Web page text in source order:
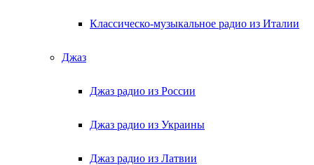
Классическо-музыкальное радио из Италии
Джаз
Джаз радио из России
Джаз радио из Украины
Джаз радио из Латвии